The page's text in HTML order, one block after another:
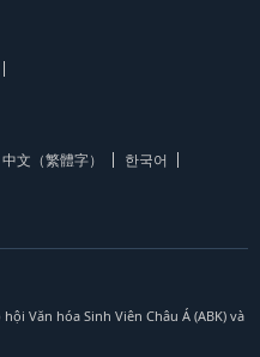
中文（繁體字）
한국어
Văn hóa Sinh Viên Châu Á (ABK) và